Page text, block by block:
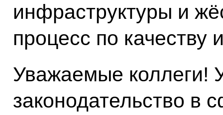
инфраструктуры и
процесс по качеству
Уважаемые коллеги!
законодательство в